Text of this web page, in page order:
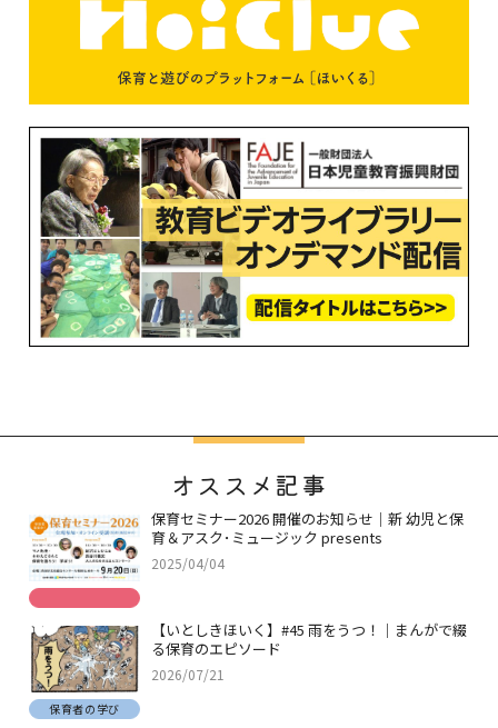
オススメ記事
保育セミナー2026 開催のお知らせ｜新 幼児と保
育＆アスク･ミュージック presents
2025/04/04
【いとしきほいく】#45 雨をうつ！｜まんがで綴
る保育のエピソード
2026/07/21
保育者の学び